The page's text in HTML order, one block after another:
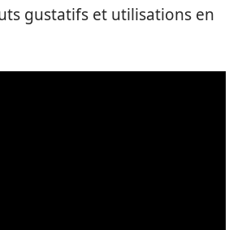
gustatifs et utilisations en